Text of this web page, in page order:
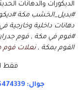
الديكورات والدهانات
#بديل_الخشب مكة
دهانات داخلية
#فوم في مكة , فوم
الفوم بمكة ,نعلات فوم
فقط
جوال: 0546474339